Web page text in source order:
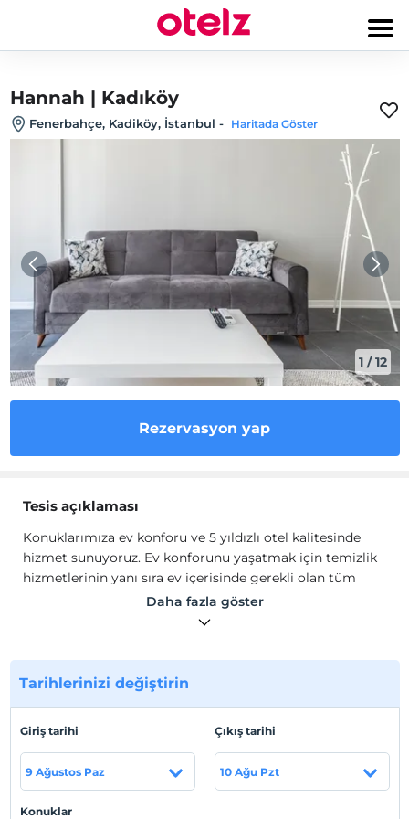
Hannah | Kadıköy
Fenerbahçe, Kadiköy, İstanbul - Haritada Göster
1 /12
Rezervasyon yap
Tesis açıklaması
Konuklarımıza ev konforu ve 5 yıldızlı otel kalitesinde
hizmet sunuyoruz. Ev konforunu yaşatmak için temizlik
hizmetlerinin yanı sıra ev içerisinde gerekli olan tüm
olanakları sağlıyoruz.
Konforlu bir konaklama deneyimine hazır mısınız?
düşünülerek tasarlandı. Kadıköy'de kısa dönem kiralık
daire mi arıyorsunuz? Şık dekore edilmiş evimiz
rezervasyonunuzu yapın! İstanbul'u Kadıköy'den
keşfetmeye başlayın! Öne Çıkan Özellikler: Şık tasarım
Kalamış Sahiline 15 dakika mesafede
Tesis lokasyon bilgileri
Daha fazla göster
Tarihlerinizi değiştirin
Giriş tarihi
9 Ağustos Paz
Çıkış tarihi
10 Ağu Pzt
Konuklar